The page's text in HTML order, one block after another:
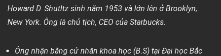
Howard D. Shutltz sinh năm 1953 và lớn lên ở Brooklyn,
New York. Ông là chủ tịch, CEO của Starbucks.
Ông nhận bằng cử nhân khoa học (B.S) tại Đại học Bắc